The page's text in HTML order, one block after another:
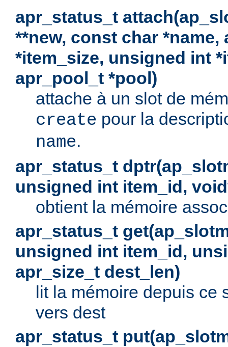
apr_status_t
**new, const char *name,
*item_size, unsigned int
apr_pool_t *pool)
attache à un slot de
create pour la
name.
apr_status_t
unsigned int item_id,
obtient la mémoire
apr_status_t
unsigned int item_id,
apr_size_t dest_len)
lit la mémoire depuis ce
vers dest
apr_status_t